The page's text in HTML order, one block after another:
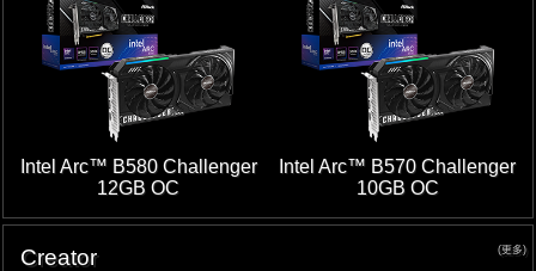
Intel Arc™ B580 Challenger
12GB OC
Intel Arc™ B570 Challenger
10GB OC
Creator (更多)